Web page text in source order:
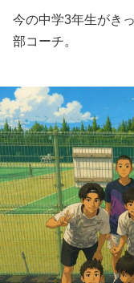
今の中学3年生がき
部コーチ。